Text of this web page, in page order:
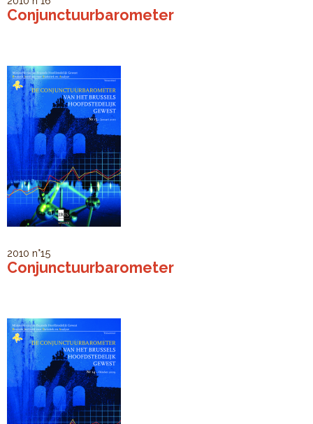
Conjunctuurbarometer
2010 n°15
Conjunctuurbarometer